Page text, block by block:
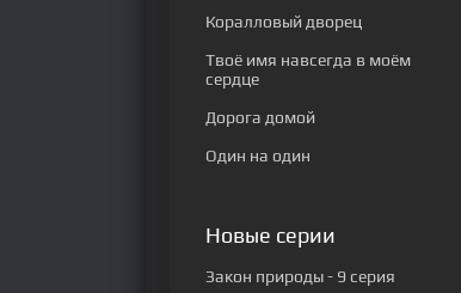
Коралловый дворец
Твоё имя навсегда в моём
сердце
Дорога домой
Один на один
Новые серии
Закон природы- 9 серия